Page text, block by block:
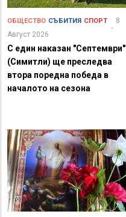
ОБЩЕСТВО СЪБИТИЯ СПОРТ
8
Август 2026
С един наказан "Септември"
(Симитли) ще преследва
втора поредна победа в
началото на сезона